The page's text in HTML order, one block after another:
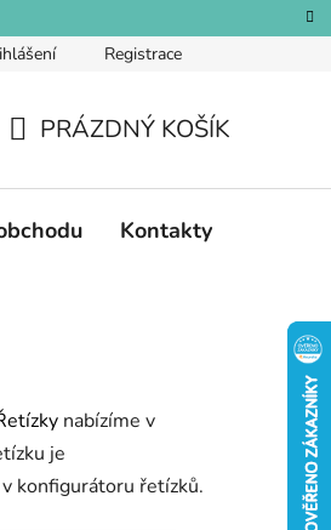
Registrace
KOŠÍK
PRÁZDNÝ KOŠÍK
Kontakty
nabízíme v
je
konfigurátoru řetízků.